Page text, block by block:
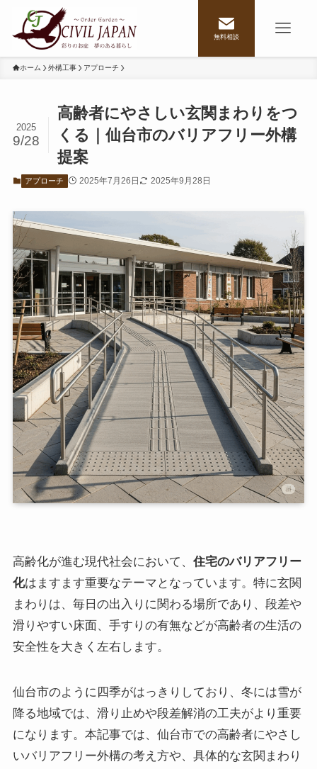
無料相談
ホーム 外構工事 アプローチ
高齢者にやさしい玄関まわりをつ
くる｜仙台市のバリアフリー外構
提案
2025
9/28
アプローチ 2025年7月26日 2025年9月28日
高齢化が進む現代社会において、 住宅のバリアフリー
化はますます重要なテーマとなっています。特に玄関
まわりは、毎日の出入りに関わる場所であり、段差や
滑りやすい床面、手すりの有無などが高齢者の生活の
安全性を大きく左右します。
仙台市のように四季がはっきりしており、冬には雪が
降る地域では、滑り止めや段差解消の工夫がより重要
になります。本記事では、仙台市での高齢者にやさし
いバリアフリー外構の考え方や、具体的な玄関まわり